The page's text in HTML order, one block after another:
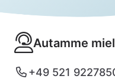
Autamme
+49 521